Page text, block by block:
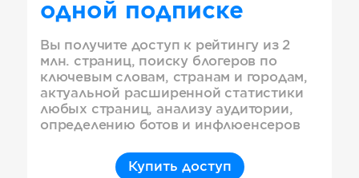
одной подписке
Вы получите доступ к рейтингу из 2
млн. страниц, поиску блогеров по
ключевым словам, странам и городам,
актуальной расширенной статистики
любых страниц, анализу аудитории,
определению ботов и инфлюенсеров
Купить доступ